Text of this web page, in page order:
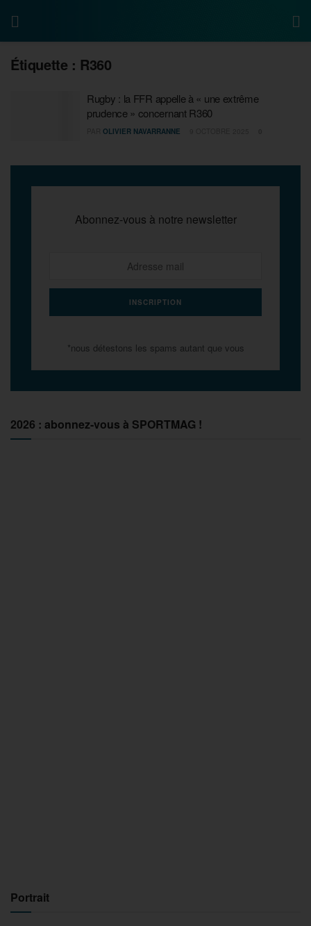
Étiquette : R360
Rugby : la FFR appelle à « une extrême
prudence » concernant R360
OLIVIER NAVARRANNE
Abonnez-vous à notre newsletter
*nous détestons les spams autant que vous
2026 : abonnez-vous à SPORTMAG !
Portrait